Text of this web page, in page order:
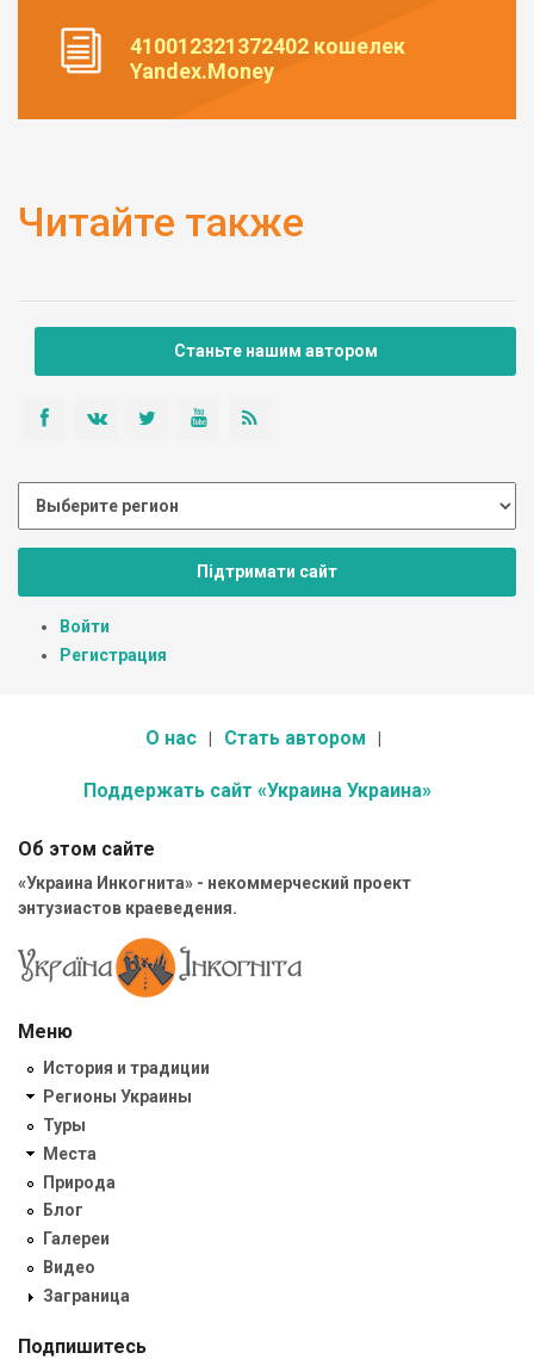
410012321372402 кошелек
Yandex.Money
Читайте также
Станьте нашим автором
Підтримати сайт
Войти
Регистрация
О нас Стать автором
Поддержать сайт «Украина Украина»
Об этом сайте
«Украина Инкогнита» - некоммерческий проект
энтузиастов краеведения.
Меню
История и традиции
Регионы Украины
Туры
Места
Природа
Блог
Галереи
Видео
Заграница
Подпишитесь